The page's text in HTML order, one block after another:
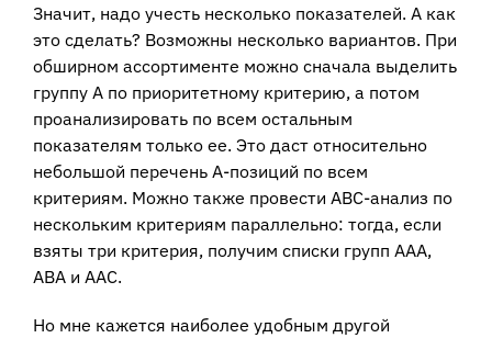
Значит, надо учесть несколько показателей. А как
это сделать? Возможны несколько вариантов. При
обширном ассортименте можно сначала выделить
группу А по приоритетному критерию, а потом
проанализировать по всем остальным
показателям только ее. Это даст относительно
небольшой перечень А-позиций по всем
критериям. Можно также провести АВС-анализ по
нескольким критериям параллельно: тогда, если
взяты три критерия, получим списки групп ААА,
АВА и ААС.
Но мне кажется наиболее удобным другой